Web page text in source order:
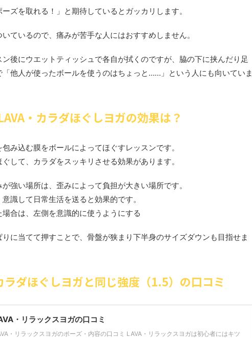
ズを取れる！」と期待しているとガッカリします。
ているので、痛みが苦手な人にはおすすめしません。
ン後にウエットティッシュで各自が拭くのですが、脇の下に挟んだり足
他人が使ったボールを使うのはちょっと……」という人にも向いていま
・カラダほぐしヨガの効果は？
包み込む膜をボールによってほぐすレッスンです。
して、カラダをスッキリさせる効果があります。
強い場所は、歪みによって負担が大きい場所です。
識して日常生活を送ると効果的です。
合は、左側を意識的に使うようにする
に当てて押すことで、骨盤が狭まり下半身のサイズダウンも目指せま
ラダほぐしヨガと同じ強度（1.5）の口コミ
・リラックスヨガの口コミ
・リラックスヨガのポーズ・内容の口コミ LAVA・リラックスヨガは初心者にはキツ